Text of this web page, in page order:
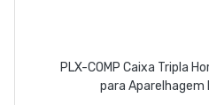
PLX-COMP Caixa Tripla
para Aparelhagem